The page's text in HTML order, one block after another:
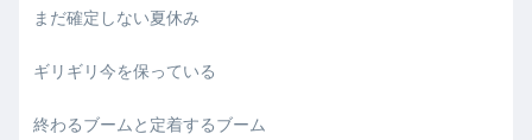
まだ確定しない夏休み
ギリギリ今を保っている
終わるブームと定着するブーム